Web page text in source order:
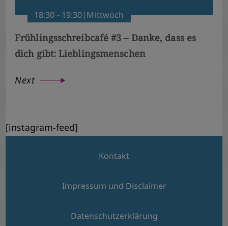
18:30 - 19:30|Mittwoch
Frühlingsschreibcafé #3 – Danke, dass es
dich gibt: Lieblingsmenschen
Next
[instagram-feed]
Kontakt
Impressum und Disclaimer
Datenschutzerklärung